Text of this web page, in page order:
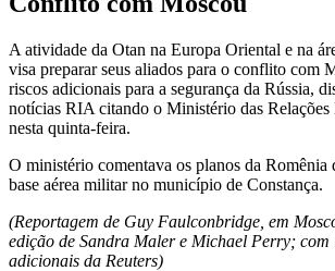
A atividade da Otan na Europa Oriental e na
visa preparar seus aliados para o conflito com
riscos adicionais para a segurança da Rússia,
notícias RIA citando o Ministério das Relações
nesta quinta-feira.
O ministério comentava os planos da Romênia
base aérea militar no município de Constança.
(Reportagem de Guy Faulconbridge, em
edição de Sandra Maler e Michael Perry; com
adicionais da Reuters)